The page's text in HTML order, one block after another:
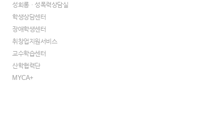
성희롱ㆍ성폭력상담실
학생상담센터
장애학생센터
취창업지원서비스
교수학습센터
산학협력단
MYCA+